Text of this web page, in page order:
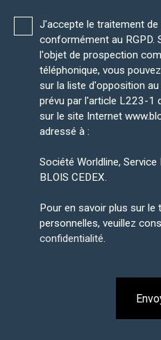
J'accepte le traitement
conformément au RGPD.
l'objet de prospection
téléphonique, vous
sur la liste d'opposition
prévu par l'article L223-1
sur le site Internet
adressé à :
Société Worldline,
BLOIS CEDEX.
Pour en savoir plus sur le
personnelles, veuillez
confidentialité.